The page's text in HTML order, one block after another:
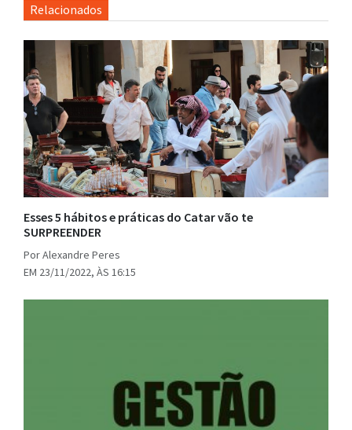
Relacionados
Esses 5 hábitos e práticas do Catar vão te
SURPREENDER
Por Alexandre Peres
EM 23/11/2022, ÀS 16:15